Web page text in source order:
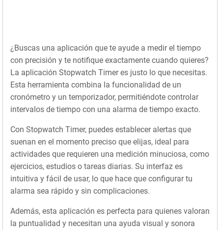
¿Buscas una aplicación que te ayude a medir el tiempo
con precisión y te notifique exactamente cuando quieres?
La aplicación Stopwatch Timer es justo lo que necesitas.
Esta herramienta combina la funcionalidad de un
cronómetro y un temporizador, permitiéndote controlar
intervalos de tiempo con una alarma de tiempo exacto.
Con Stopwatch Timer, puedes establecer alertas que
suenan en el momento preciso que elijas, ideal para
actividades que requieren una medición minuciosa, como
ejercicios, estudios o tareas diarias. Su interfaz es
intuitiva y fácil de usar, lo que hace que configurar tu
alarma sea rápido y sin complicaciones.
Además, esta aplicación es perfecta para quienes valoran
la puntualidad y necesitan una ayuda visual y sonora